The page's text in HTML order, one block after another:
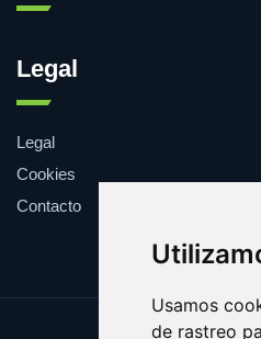
Usamos
de rastreo
Legal
Legal
Cookies
Contacto
Update